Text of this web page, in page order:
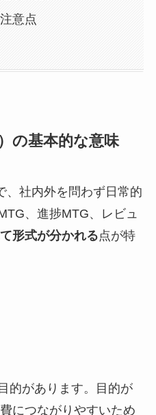
意点
の基本的な意味
、社内外を問わず日常的
、進捗MTG、レビュ
形式が分かれる点が特
的があります。目的が
につながりやすいため